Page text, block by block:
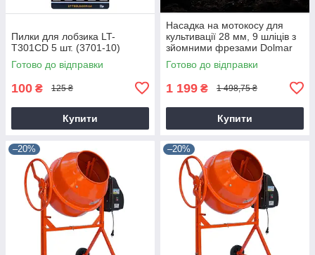
Пилки для лобзика LT-
T301CD 5 шт. (3701-10)
Готово до відправки
100 ₴ 125 ₴
Купити
Насадка на мотокосу для
культивації 28 мм, 9 шліців з
зйомними фрезами Dolmar
9T28
Готово до відправки
1 199 ₴ 1 498,75 ₴
Купити
–20% –20%